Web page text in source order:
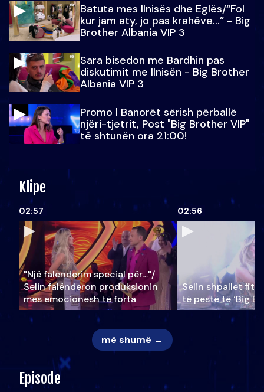
Batuta mes Ilnisës dhe Eglës/“Fol
kur jam aty, jo pas krahëve…” - Big
Brother Albania VIP 3
Sara bisedon me Bardhin pas
diskutimit me Ilnisën - Big Brother
Albania VIP 3
Promo l Banorët sërish përballë
njëri-tjetrit, Post "Big Brother VIP"
të shtunën ora 21:00!
Klipe
02:57
"Një falenderim special për…"/
Selin falënderon produksionin
mes emocionesh të forta
02:56
Selin shpallet
të pestë të ‘Big
më shumë →
Episode